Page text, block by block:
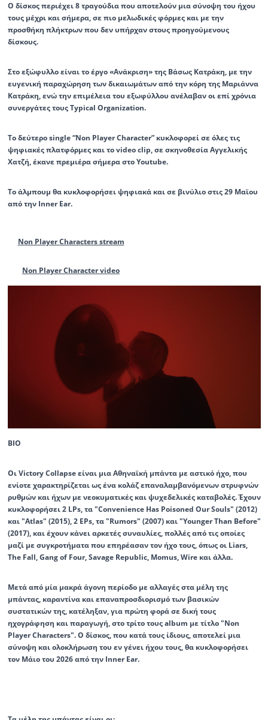
Ο δίσκος περιέχει 8 τραγούδια που αποτελούν μια σύνοψη του ήχου
τους μέχρι και σήμερα, σε πιο μελωδικές φόρμες και με την
προσθήκη πλήκτρων που δεν υπήρχαν στους προηγούμενους
δίσκους.
Στο εξώφυλλο είναι το έργο «Ανάκριση» της Βάσως Κατράκη, με την
ευγενική παραχώρηση των δικαιωμάτων από την κόρη της Μαριάννα
Κατράκη, ενώ την επιμέλεια του εξωφύλλου ανέλαβαν οι επί χρόνια
συνεργάτες τους Typical Organization.
Tο δεύτερο single “Non Player Character” κυκλοφορεί σε όλες τις
ψηφιακές πλατφόρμες και το video clip, σε σκηνοθεσία Αγγελικής
Χατζή, έκανε πρεμιέρα σήμερα στο Youtube.
Το άλμπουμ θα κυκλοφορήσει ψηφιακά και σε βινύλιο στις 29 Μαϊου
από την Inner Ear.
Non Player Characters stream
Non Player Character video
BIO
Οι Victory Collapse είναι μια Aθηναϊκή μπάντα με αστικό ήχο, που
ενίοτε χαρακτηρίζεται ως ένα κολάζ επαναλαμβανόμενων στρυφνών
ρυθμών και ήχων με νεοκυματικές και ψυχεδελικές καταβολές. Έχουν
κυκλοφορήσει 2 LPs, τα "Convenience Has Poisoned Our Souls" (2012)
και "Atlas" (2015), 2 EPs, τα "Rumors" (2007) και "Younger Than Before"
(2017), και έχουν κάνει αρκετές συναυλίες, πολλές από τις οποίες
μαζί με συγκροτήματα που επηρέασαν τον ήχο τους, όπως οι Liars,
The Fall, Gang of Four, Savage Republic, Momus, Wire και άλλα.
Μετά από μία μακρά άγονη περίοδο με αλλαγές στα μέλη της
μπάντας, καραντίνα και επαναπροσδιορισμό των βασικών
συστατικών της, κατέληξαν, για πρώτη φορά σε δική τους
ηχογράφηση και παραγωγή, στο τρίτο τους album με τίτλο "Non
Player Characters". Ο δίσκος, που κατά τους ίδιους, αποτελεί μια
σύνοψη και ολοκλήρωση του εν γένει ήχου τους, θα κυκλοφορήσει
τον Μάιο του 2026 από την Inner Ear.